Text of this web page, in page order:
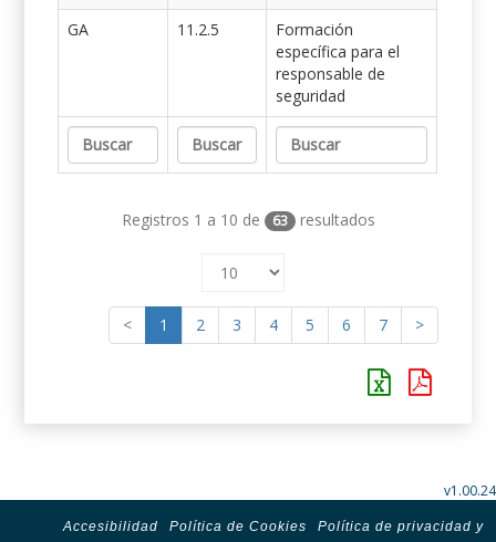
GA
11.2.5
Formación
específica para el
responsable de
seguridad
Registros 1 a 10 de 63 resultados
< 1 2 3 4 5 6 7 >
v1.00.24
Accesibilidad Política de Cookies
Política de privacidad y